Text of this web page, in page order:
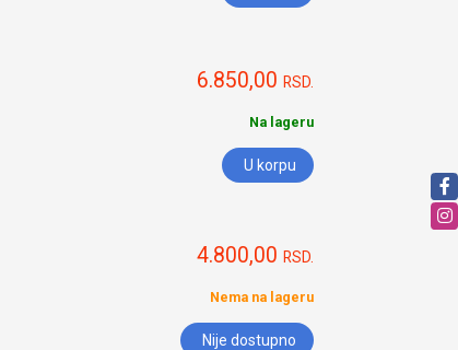
6.850,00 RSD.
Na lageru
U korpu
4.800,00 RSD.
Nema na lageru
Nije dostupno